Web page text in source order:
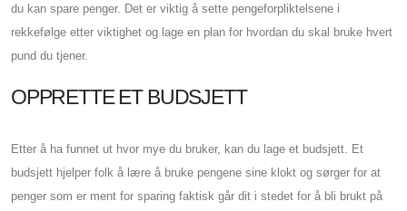
du kan spare penger. Det er viktig å sette pengeforpliktelsene i
rekkefølge etter viktighet og lage en plan for hvordan du skal bruke hvert
pund du tjener.
OPPRETTE ET BUDSJETT
Etter å ha funnet ut hvor mye du bruker, kan du lage et budsjett. Et
budsjett hjelper folk å lære å bruke pengene sine klokt og sørger for at
penger som er ment for sparing faktisk går dit i stedet for å bli brukt på